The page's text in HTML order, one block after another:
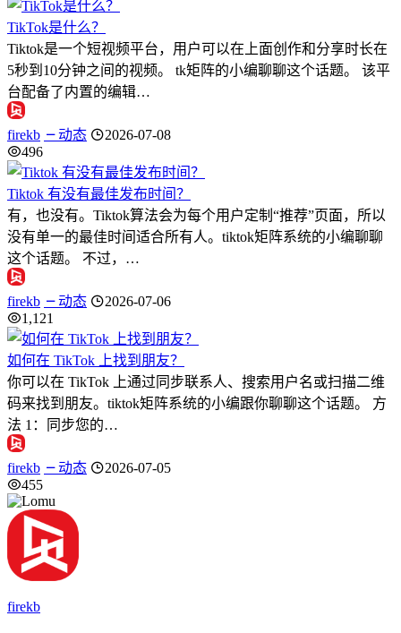
TikTok是什么？
Tiktok是一个短视频平台，用户可以在上面创作和分享时长在
5秒到10分钟之间的视频。 tk矩阵的小编聊聊这个话题。 该平
台配备了内置的编辑…
firekb 动态
2026-07-08
496
Tiktok 有没有最佳发布时间？
有，也没有。Tiktok算法会为每个用户定制“推荐”页面，所以
没有单一的最佳时间适合所有人。tiktok矩阵系统的小编聊聊
这个话题。 不过，…
firekb 动态
2026-07-06
1,121
如何在 TikTok 上找到朋友？
你可以在 TikTok 上通过同步联系人、搜索用户名或扫描二维
码来找到朋友。tiktok矩阵系统的小编跟你聊聊这个话题。 方
法 1：同步您的…
firekb 动态
2026-07-05
455
firekb